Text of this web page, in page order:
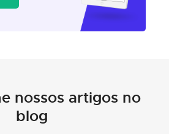
nossos artigos no
blog